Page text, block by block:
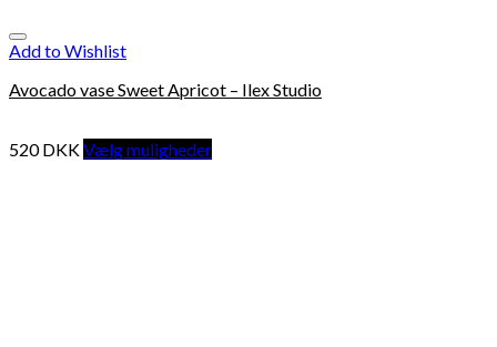
Add to Wishlist
Avocado vase Sweet Apricot – Ilex Studio
520DKKVælg muligheder